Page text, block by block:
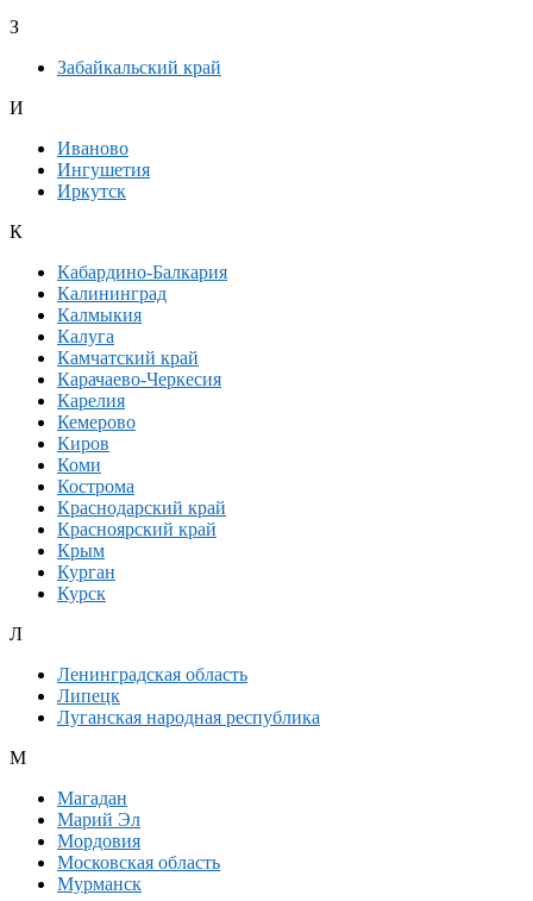
З
Забайкальский край
И
Иваново
Ингушетия
Иркутск
К
Кабардино-Балкария
Калининград
Калмыкия
Калуга
Камчатский край
Карачаево-Черкесия
Карелия
Кемерово
Киров
Коми
Кострома
Краснодарский край
Красноярский край
Крым
Курган
Курск
Л
Ленинградская область
Липецк
Луганская народная республика
М
Магадан
Марий Эл
Мордовия
Московская область
Мурманск